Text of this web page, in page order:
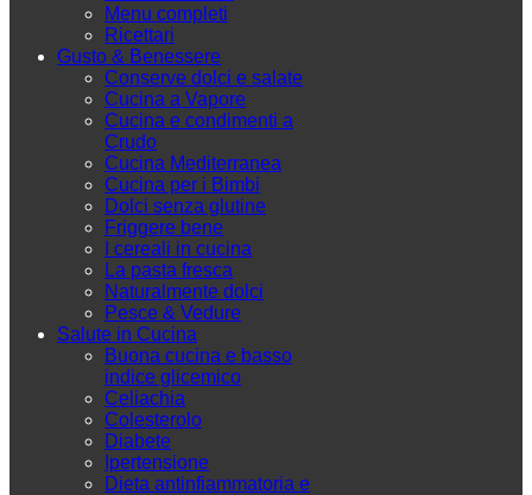
Menu completi
Ricettari
Gusto & Benessere
Conserve dolci e salate
Cucina a Vapore
Cucina e condimenti a
Crudo
Cucina Mediterranea
Cucina per i Bimbi
Dolci senza glutine
Friggere bene
I cereali in cucina
La pasta fresca
Naturalmente dolci
Pesce & Vedure
Salute in Cucina
Buona cucina e basso
indice glicemico
Celiachia
Colesterolo
Diabete
Ipertensione
Dieta antinfiammatoria e